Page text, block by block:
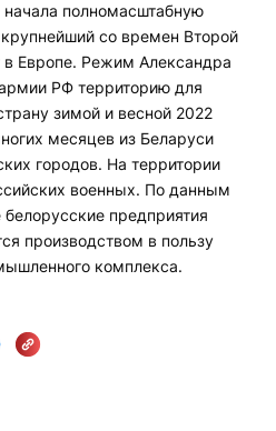
полномасштабную
со времен Второй
Европе. Режим Александра
РФ территорию для
зимой и весной 2022
месяцев из Беларуси
городов. На территории
военных. По данным
предприятия
производством в пользу
комплекса.